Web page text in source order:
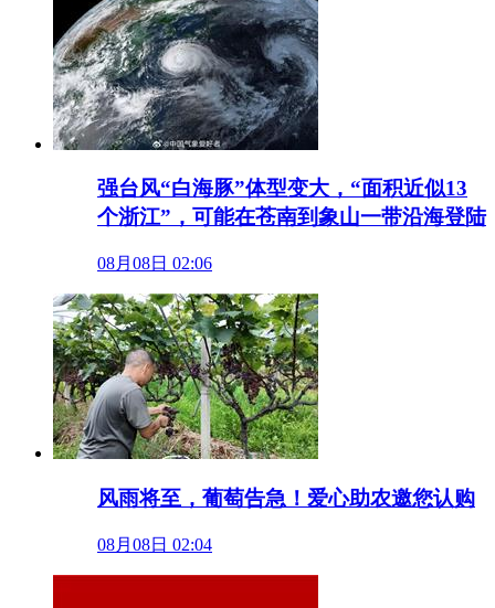
强台风“白海豚”体型变大，“面积近似13
个浙江”，可能在苍南到象山一带沿海登陆
08月08日 02:06
风雨将至，葡萄告急！爱心助农邀您认购
08月08日 02:04